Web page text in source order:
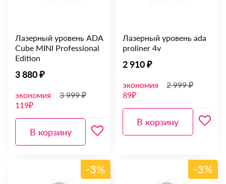
Лазерный уровень ADA
Cube MINI Professional
Edition
3 880 ₽
экономия
119₽
3 999 ₽
В корзину
Лазерный уровень ada
proliner 4v
2 910 ₽
экономия
89₽
2 999 ₽
В корзину
-3% -3%